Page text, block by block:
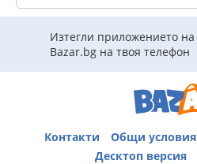
Изтегли приложението на
Bazar.bg на твоя телефон
Контакти Общи условия
Десктоп версия